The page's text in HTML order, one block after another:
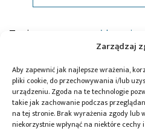
Zarządzaj
Aby zapewnić jak najlepsze wrażenia,
pliki cookie, do przechowywania i/lub
urządzeniu. Zgoda na te technologie
takie jak zachowanie podczas
na tej stronie. Brak wyrażenia zgody lub
niekorzystnie wpłynąć na niektóre cechy
Tagi: przemysł kosmiczny
Przeczytaj również: